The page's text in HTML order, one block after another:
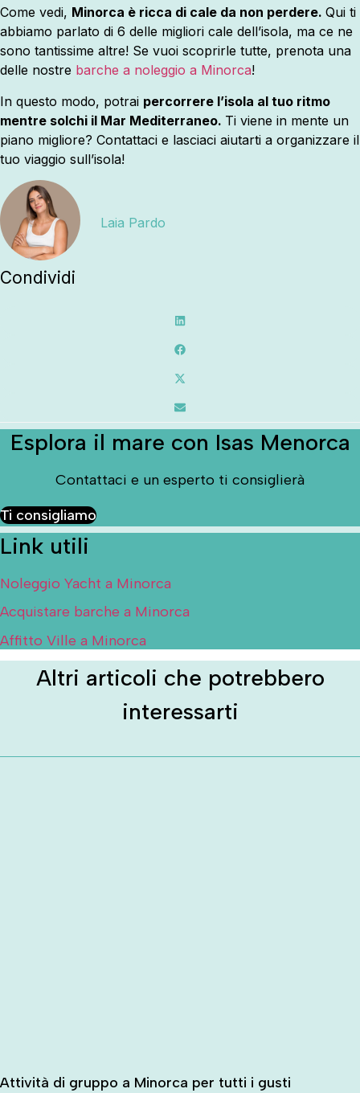
Come vedi, Minorca è ricca di cale da non perdere. Qui ti
abbiamo parlato di 6 delle migliori cale dell’isola, ma ce ne
sono tantissime altre! Se vuoi scoprirle tutte, prenota una
delle nostre barche a noleggio a Minorca!
In questo modo, potrai percorrere l’isola al tuo ritmo
mentre solchi il Mar Mediterraneo. Ti viene in mente un
piano migliore? Contattaci e lasciaci aiutarti a organizzare il
tuo viaggio sull’isola!
Laia Pardo
Condividi
Esplora il mare con Isas Menorca
Contattaci e un esperto ti consiglierà
Ti consigliamo
Link utili
Noleggio Yacht a Minorca
Acquistare barche a Minorca
Affitto Ville a Minorca
Altri articoli che potrebbero
interessarti
Attività di gruppo a Minorca per tutti i gusti